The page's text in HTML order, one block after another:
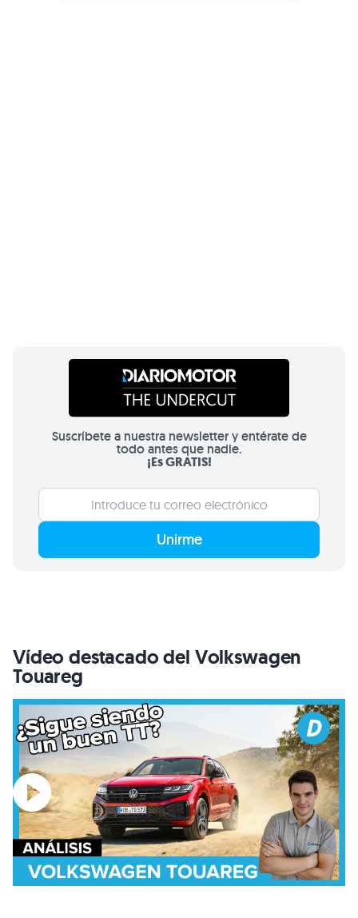
Suscríbete a nuestra newsletter y entérate de
todo antes que nadie.
¡Es GRATIS!
Unirme
Vídeo destacado del Volkswagen
Touareg